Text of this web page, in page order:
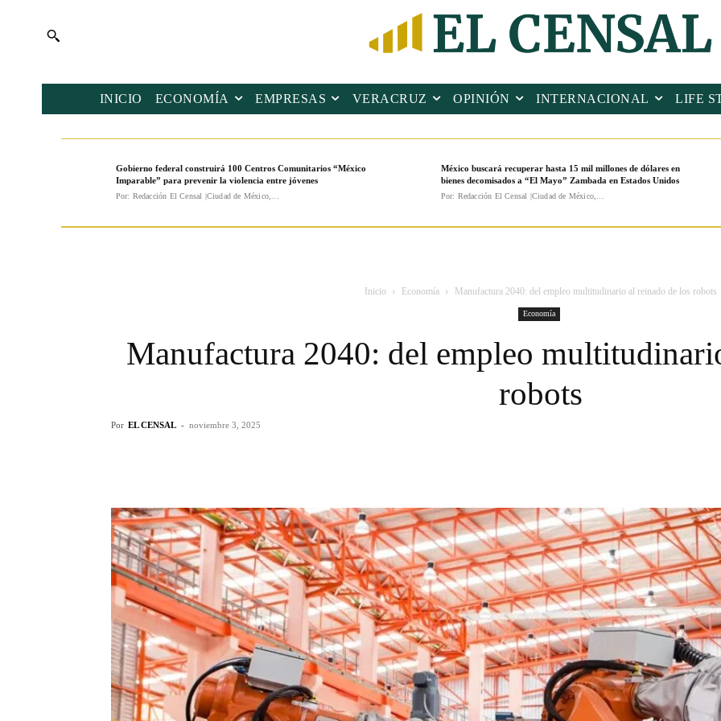
INICIO ECONOMÍA EMPRESAS VERACRUZ OPINIÓN INTERNACIONAL LIFE
Gobierno federal construirá 100 Centros Comunitarios “México
Imparable” para prevenir la violencia entre jóvenes
Por: Redacción El Censal |Ciudad de México,...
México buscará recuperar hasta 15 mil millones de dólares en
bienes decomisados a “El Mayo” Zambada en Estados Unidos
Por: Redacción El Censal |Ciudad de México,...
Inicio Economía Manufactura 2040: del empleo multitudinario al reinado de los robots
Economía
Manufactura 2040: del empleo
robots
Por EL CENSAL - noviembre 3, 2025